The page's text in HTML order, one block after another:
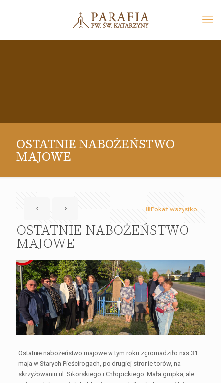
OSTATNIE NABOŻEŃSTWO
MAJOWE
Pokaż wszystko
OSTATNIE NABOŻEŃSTWO
MAJOWE
Ostatnie nabożeństwo majowe w tym roku zgromadziło nas 31
maja w Starych Pieścirogach, po drugiej stronie torów, na
skrzyżowaniu ul. Sikorskiego i Chłopickiego. Mała grupka, ale